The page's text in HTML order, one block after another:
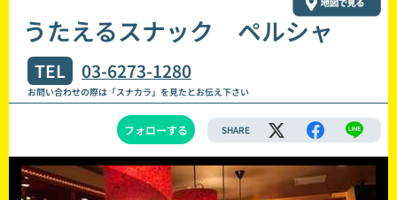
うたえるスナック ペルシャ
TEL 03-6273-1280
お問い合わせの際は「スナカラ」を見たとお伝え下さい
フォローする SHARE